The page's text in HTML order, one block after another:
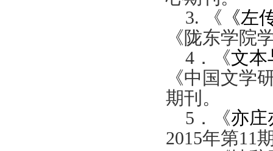
3.
《 《左
《陇东学院
4 ．《文本
《中国文学
期刊。
5 ．《亦庄
2015年第11